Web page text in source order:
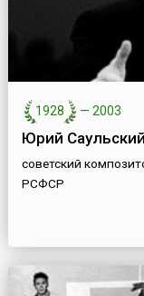
1928 — 2003
Юрий Саульский
советский
РСФСР